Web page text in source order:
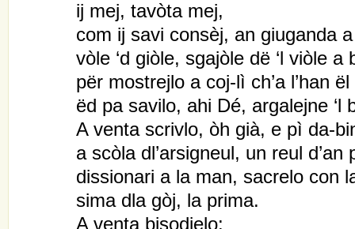
ij mej, tavòta mej,
com ij savi consèj, an giuganda a
vòle ‘d giòle, sgajòle dë ‘l viòle a
për mostrejlo a coj-lì ch’a l’han ël
ëd pa savilo, ahi Dé, argalejne ‘l
A venta scrivlo, òh già, e pì da-
a scòla dl’arsigneul, un reul d’an
dissionari a la man, sacrelo con
sima dla gòj, la prima.
A venta bisodielo: